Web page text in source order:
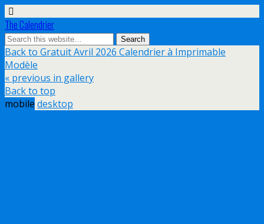
The Calendrier
Back to Gratuit Avril 2026 Calendrier à Imprimable
Modèle
« previous in gallery
Back to top
mobile desktop